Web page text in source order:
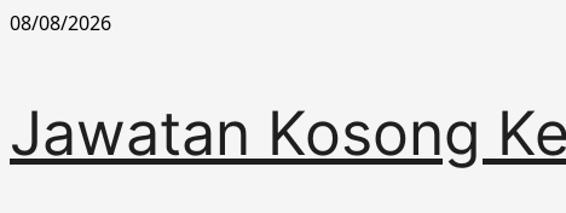
Skip
08/08/2026
Jawatan Kosong